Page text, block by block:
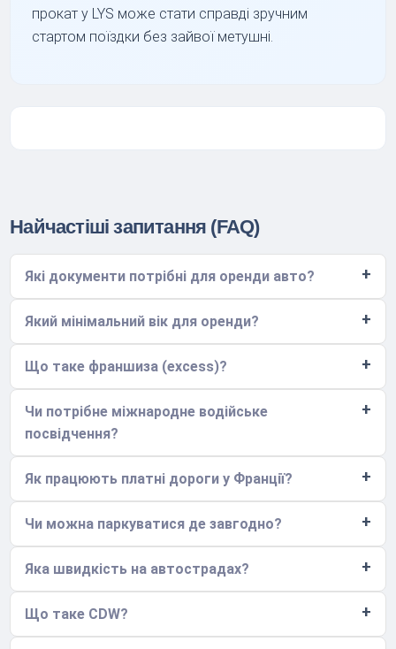
прокат у LYS може стати справді зручним
стартом поїздки без зайвої метушні.
Найчастіші запитання (FAQ)
Які документи потрібні для оренди авто?
Який мінімальний вік для оренди?
Що таке франшиза (excess)?
Чи потрібне міжнародне водійське
посвідчення?
Як працюють платні дороги у Франції?
Чи можна паркуватися де завгодно?
Яка швидкість на автострадах?
Що таке CDW?